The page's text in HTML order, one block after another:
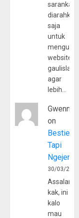
sarankan,
diarahkan
saja
untuk
website
agar
lebih…
Gwenny
on
Bestie
Tapi
30/03/
kak, ini
kalo
mau